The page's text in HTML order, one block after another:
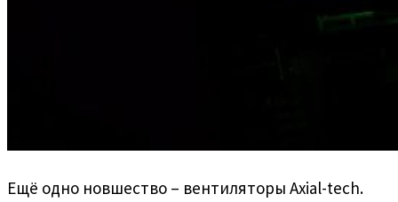
Ещё одно новшество – вентиляторы Axial-tech.